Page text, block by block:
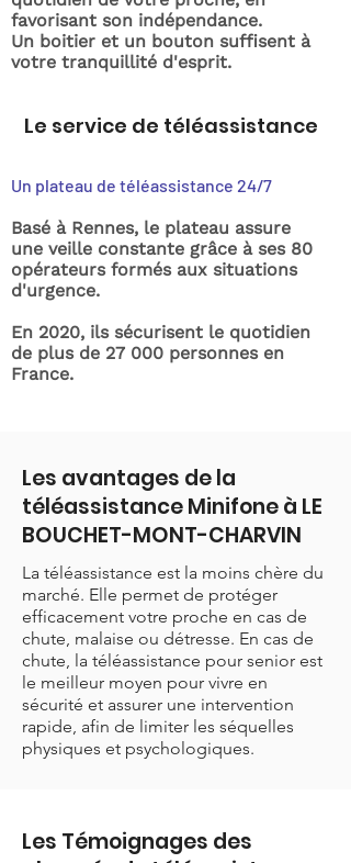
favorisant son indépendance.
Un boitier et un bouton suffisent à
votre tranquillité d'esprit.
Le service de téléassistance
Un plateau de téléassistance 24/7
Basé à Rennes, le plateau assure
une veille constante grâce à ses 80
opérateurs formés aux situations
d'urgence.
En 2020, ils sécurisent le quotidien
de plus de 27 000 personnes en
France.
Les avantages de la
téléassistance Minifone à LE
BOUCHET-MONT-CHARVIN
La téléassistance est la moins chère du
marché. Elle permet de protéger
efficacement votre proche en cas de
chute, malaise ou détresse. En cas de
chute, la téléassistance pour senior est
le meilleur moyen pour vivre en
sécurité et assurer une intervention
rapide, afin de limiter les séquelles
physiques et psychologiques.
Les Témoignages des